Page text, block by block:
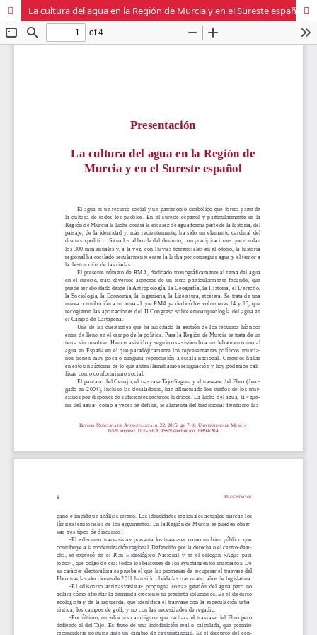
La cultura del agua en la Región de Murcia y en el Sureste español